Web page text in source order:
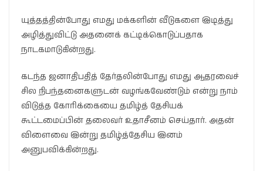
யுத்தத்தின்போது எமது மக்களின் வீடுகளை இடித்து
அழித்துவிட்டு அதனைக் கட்டிக்கொடுப்பதாக
நாடகமாடுகின்றது.
கடந்த ஜனாதிபதித் தேர்தலின்போது எமது ஆதரவைச்
சில நிபந்தனைகளுடன் வழங்கவேண்டும் என்று நாம்
விடுத்த கோரிக்கையை தமிழ்த் தேசியக்
கூட்டமைப்பின் தலைவர் உதாசீனம் செய்தார். அதன்
விளைவை இன்று தமிழ்த்தேசிய இனம்
அனுபவிக்கின்றது.